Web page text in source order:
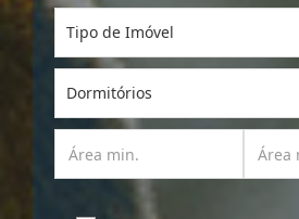
Tipo de Imóvel
Dormitórios